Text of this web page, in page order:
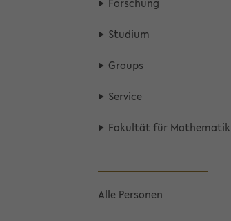
Stu­di­um
Groups
Ser­vice
Fa­kul­tät für Ma­the­ma­tik
Alle Per­so­nen